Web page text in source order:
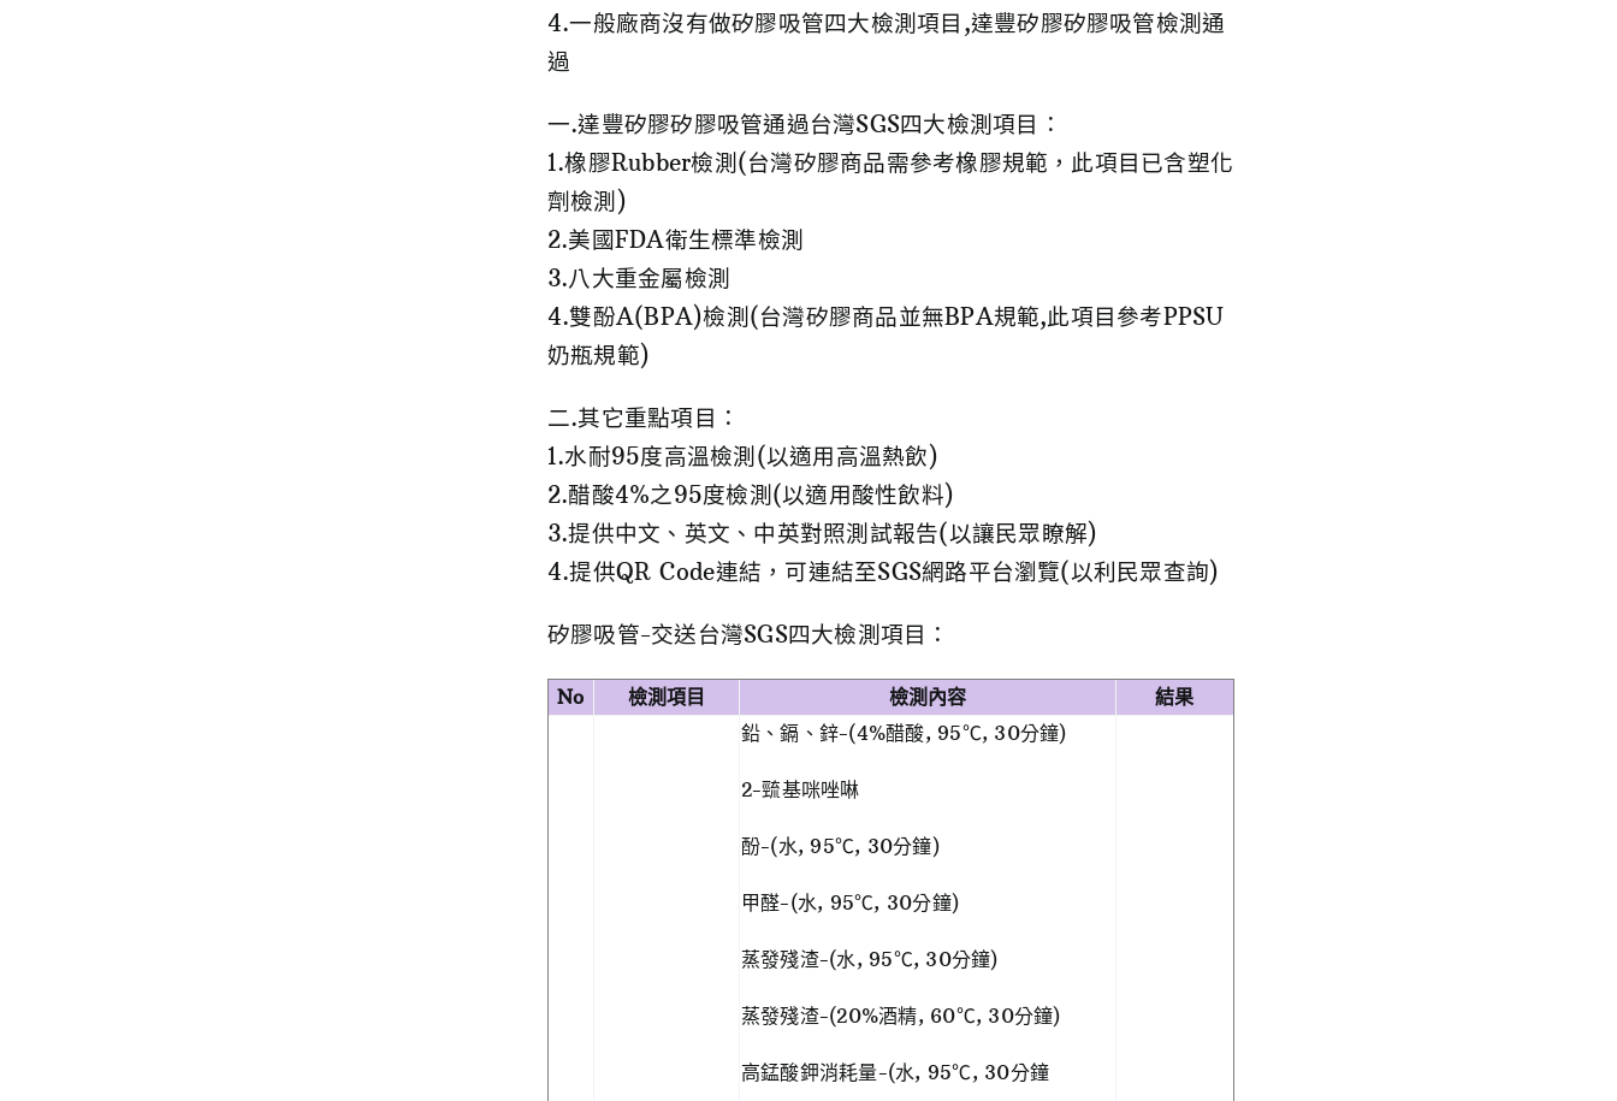
4.一般廠商沒有做矽膠吸管四大檢測項目,達豐矽膠矽膠吸管檢測通
過
一.達豐矽膠矽膠吸管通過台灣SGS四大檢測項目：
1.橡膠Rubber檢測(台灣矽膠商品需參考橡膠規範，此項目已含塑化
劑檢測)
2.美國FDA衛生標準檢測
3.八大重金屬檢測
4.雙酚A(BPA)檢測(台灣矽膠商品並無BPA規範,此項目參考PPSU
奶瓶規範)
二.其它重點項目：
1.水耐95度高溫檢測(以適用高溫熱飲)
2.醋酸4%之95度檢測(以適用酸性飲料)
3.提供中文、英文、中英對照測試報告(以讓民眾瞭解)
4.提供QR Code連結，可連結至SGS網路平台瀏覽(以利民眾查詢)
矽膠吸管-交送台灣SGS四大檢測項目：
No 檢測項目 檢測內容
結果
鉛、鎘、鋅-(4%醋酸, 95℃, 30分鐘)
2-巰基咪唑啉
酚-(水, 95℃, 30分鐘)
甲醛-(水, 95℃, 30分鐘)
蒸發殘渣-(水, 95℃, 30分鐘)
蒸發殘渣-(20%酒精, 60℃, 30分鐘)
高錳酸鉀消耗量-(水, 95℃, 30分鐘